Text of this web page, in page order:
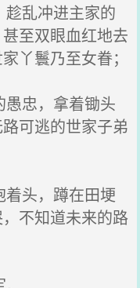
乱冲进主家的
至双眼血红地去
丫鬟乃至女眷；
忠，拿着锄头
可逃的世家子弟
头，蹲在田埂
不知道未来的路